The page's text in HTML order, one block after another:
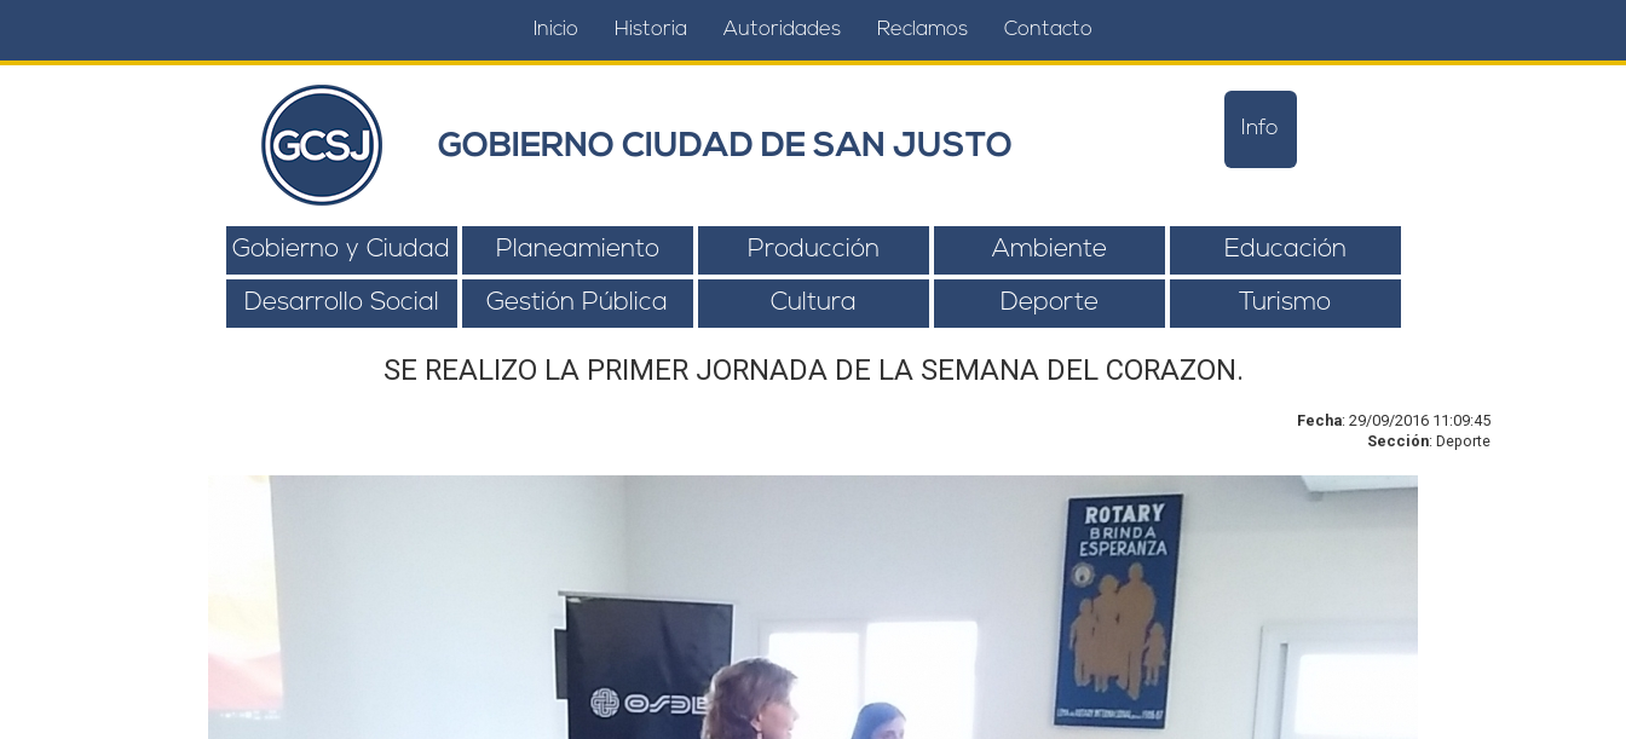
Inicio Historia Autoridades Reclamos Contacto
GOBIERNO CIUDAD DE SAN JUSTO
Info
Gobierno y Ciudad Planeamiento Producción Ambiente Educación
Desarrollo Social Gestión Pública Cultura Deporte Turismo
SE REALIZO LA PRIMER JORNADA DE LA SEMANA DEL CORAZON.
Fecha: 29/09/2016 11:09:45
Sección: Deporte